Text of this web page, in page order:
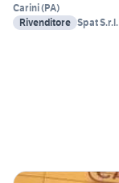
Carini(PA)
Rivenditore Spat S.r.l.